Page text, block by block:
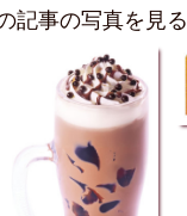
記事の写真を見る